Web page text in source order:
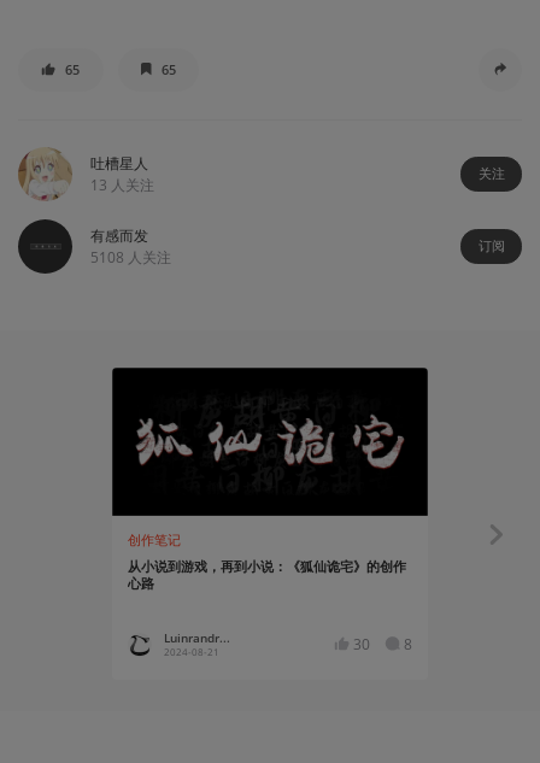
65 65
吐槽星人
13 人关注
关注
有感而发
5108 人关注
订阅
创作笔记
从小说到游戏，再到小说：《狐仙诡宅》的创作
心路
Luinrandr...
2024-08-21 30 8
故事烩